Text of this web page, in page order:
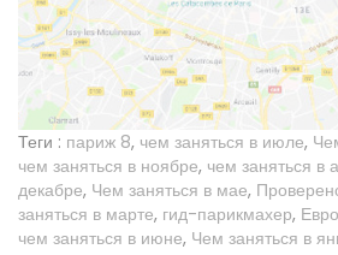
Теги : париж 8, чем заняться в июле,
чем заняться в ноябре, чем заняться в
декабре, Чем заняться в мае,
заняться в марте, гид-парикмахер,
чем заняться в июне, Чем заняться в